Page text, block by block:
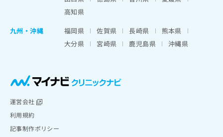
高知県
九州・沖縄
福岡県 佐賀県 長崎県
熊本県
大分県
宮崎県 鹿児島県 沖縄県
運営会社
利用規約
記事制作ポリシー